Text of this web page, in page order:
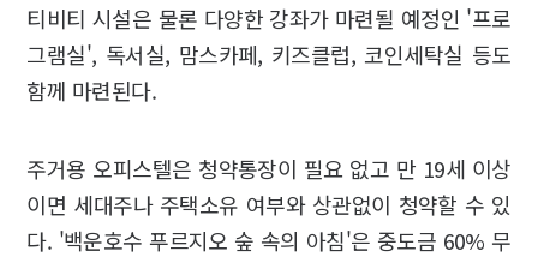
티비티 시설은 물론 다양한 강좌가 마련될 예정인 '프로
그램실', 독서실, 맘스카페, 키즈클럽, 코인세탁실 등도
함께 마련된다.
주거용 오피스텔은 청약통장이 필요 없고 만 19세 이상
이면 세대주나 주택소유 여부와 상관없이 청약할 수 있
다. '백운호수 푸르지오 숲 속의 아침'은 중도금 60% 무